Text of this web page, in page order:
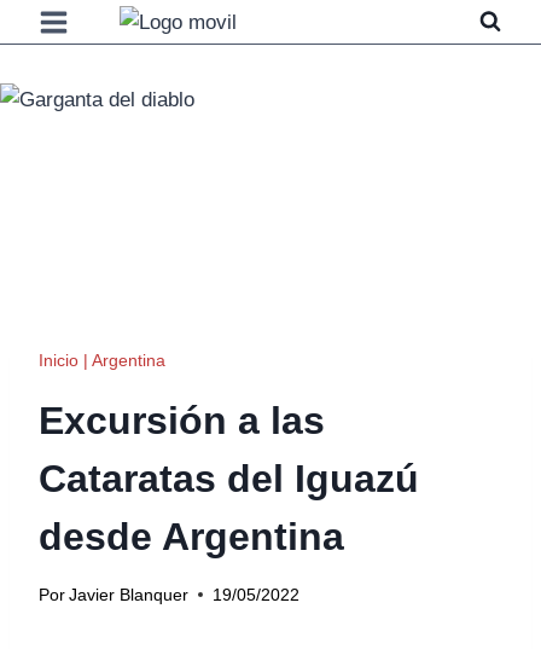
Saltar
al
contenido
Inicio | Argentina
Excursión a las
Cataratas del Iguazú
desde Argentina
Por Javier Blanquer 19/05/2022